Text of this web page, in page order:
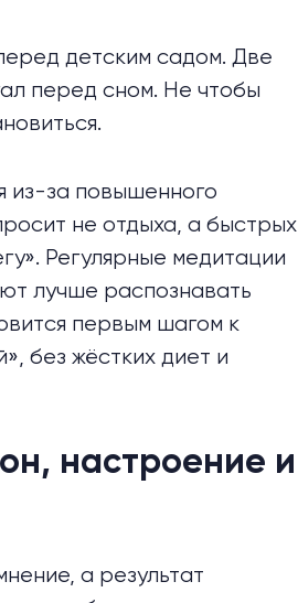
детским садом. Две
перед сном. Не чтобы
из-за повышенного
не отдыха, а быстрых
Регулярные медитации
лучше распознавать
первым шагом к
без жёстких диет и
настроение и
а результат